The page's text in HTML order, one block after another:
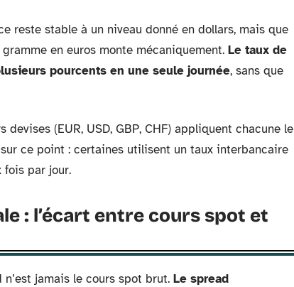
reste stable à un niveau donné en dollars, mais que
en euros monte mécaniquement. Le taux de
pourcents en une seule journée, sans que
(EUR, USD, GBP, CHF) appliquent chacune le
ce point : certaines utilisent un taux interbancaire
fois par jour.
: l’écart entre cours spot et
jamais le cours spot brut. Le spread